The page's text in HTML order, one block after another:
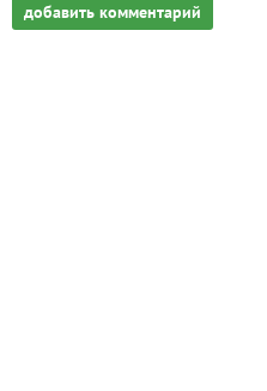
добавить комментарий